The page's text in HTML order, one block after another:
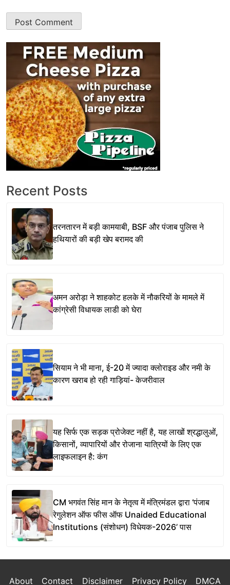
Recent Posts
तरनतारन में बड़ी कामयाबी, BSF और पंजाब पुलिस ने
हथियारों की बड़ी खेप बरामद की
अमन अरोड़ा ने शाहकोट हलके में नौकरियों के मामले में
कांग्रेसी विधायक लाडी को घेरा
सियाम ने भी माना, ई-20 में ज्यादा क्लोराइड और नमी के
कारण खराब हो रही गाड़ियां- केजरीवाल
यह सिर्फ एक सड़क प्रोजेक्ट नहीं है, यह लाखों श्रद्धालुओं,
किसानों, व्यापारियों और रोजाना यात्रियों के लिए एक
लाइफलाइन है: कंग
CM भगवंत सिंह मान के नेतृत्व में मंत्रिमंडल द्वारा ‘पंजाब
रेगुलेशन ऑफ फीस ऑफ Unaided Educational
Institutions (संशोधन) विधेयक-2026’ पास
About Contact Disclaimer Privacy Policy DMCA